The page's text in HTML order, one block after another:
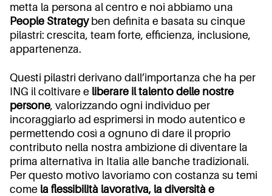
metta la persona al centro e noi abbiamo una
People Strategy ben definita e basata su cinque
pilastri: crescita, team forte, efficienza, inclusione,
appartenenza.
Questi pilastri derivano dall’importanza che ha per
ING il coltivare e liberare il talento delle nostre
persone, valorizzando ogni individuo per
incoraggiarlo ad esprimersi in modo autentico e
permettendo così a ognuno di dare il proprio
contributo nella nostra ambizione di diventare la
prima alternativa in Italia alle banche tradizionali.
Per questo motivo lavoriamo con costanza su temi
come la flessibilità lavorativa, la diversità e